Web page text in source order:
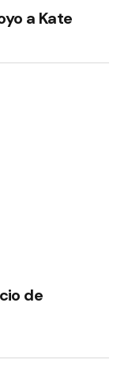
a Kate
de